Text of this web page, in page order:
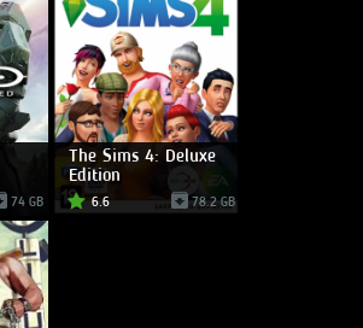
74 GB
The Sims 4: Deluxe
Edition
6.6 78.2 GB